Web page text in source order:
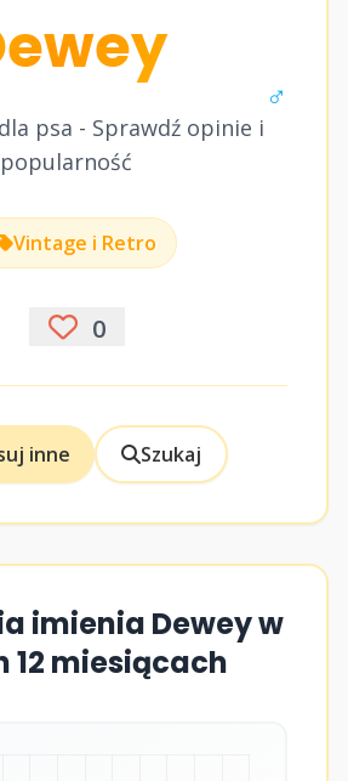
psa - Sprawdź opinie i
popularność
♂
Vintage i Retro
0
inne Szukaj
imienia Dewey w
12 miesiącach